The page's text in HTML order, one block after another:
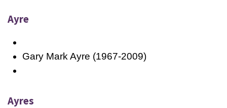
Ayre
Gary Mark Ayre (1967-2009)
Ayres